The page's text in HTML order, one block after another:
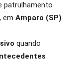
patrulhamento
, em Amparo (SP).
quando